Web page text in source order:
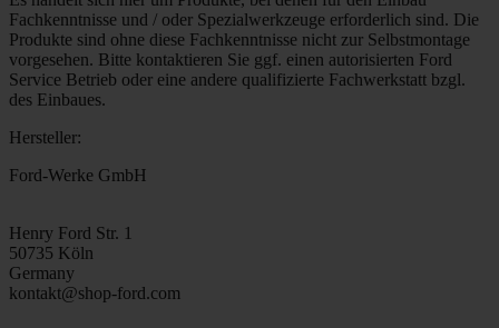
Fachkenntnisse und / oder Spezialwerkzeuge erforderlich sind. Die
Produkte sind ohne diese Fachkenntnisse nicht zur Selbstmontage
vorgesehen. Bitte kontaktieren Sie ggf. einen autorisierten Ford
Service Betrieb oder eine andere qualifizierte Fachwerkstatt bzgl.
des Einbaues.
Hersteller:
Ford-Werke GmbH
Henry Ford Str. 1
50735 Köln
Germany
kontakt@shop-ford.com